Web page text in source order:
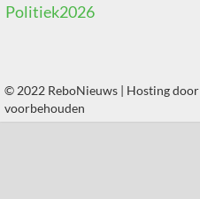
Politiek2026
© 2022 ReboNieuws | Hosting door
voorbehouden